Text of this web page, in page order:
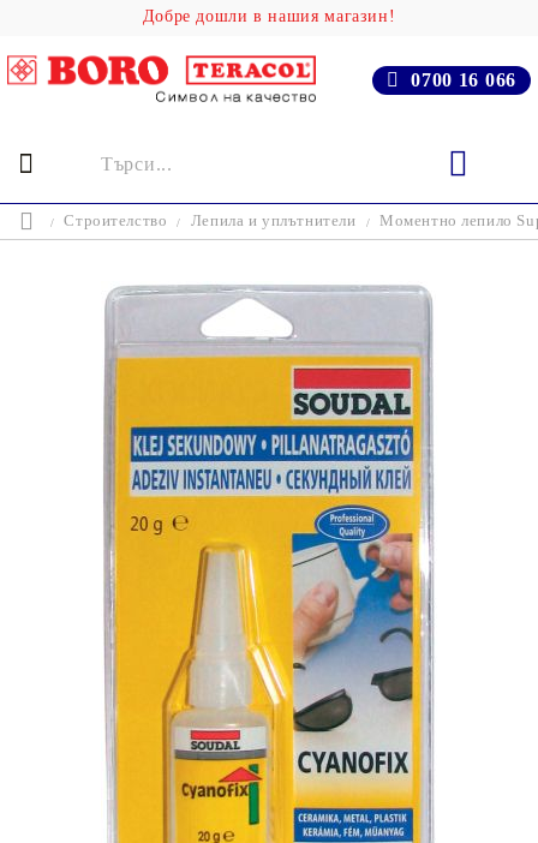
Добре дошли в нашия магазин!
0700 16 066
Строителство Лепила и уплътнители Моментно лепило